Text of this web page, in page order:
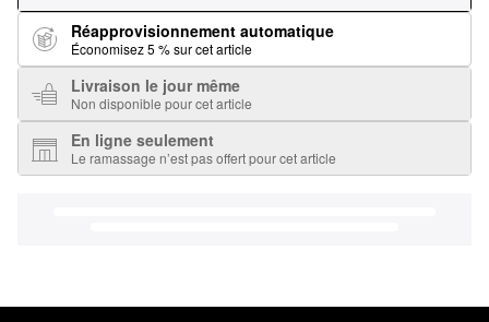
Réapprovisionnement automatique
Économisez 5 % sur cet article
Livraison le jour même
Non disponible pour cet article
En ligne seulement
Le ramassage n’est pas offert pour cet article